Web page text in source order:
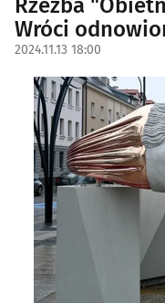
Rzeźba
Wróci
2024.11.13 18:00